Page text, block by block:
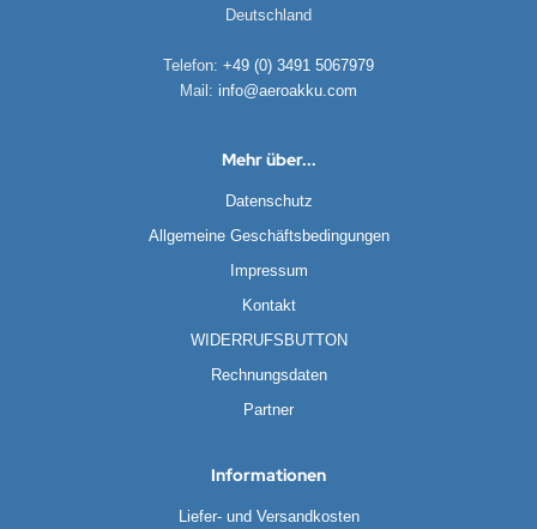
Deutschland
Telefon: +49 (0) 3491 5067979
Mail: info@aeroakku.com
Mehr über...
Datenschutz
Allgemeine Geschäftsbedingungen
Impressum
Kontakt
WIDERRUFSBUTTON
Rechnungsdaten
Partner
Informationen
Liefer- und Versandkosten